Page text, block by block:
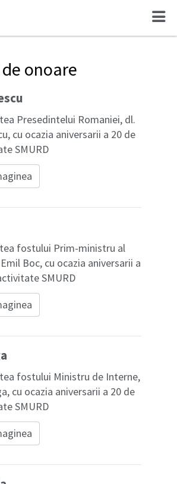
onoare
Presedintelui Romaniei, dl.
cu ocazia aniversarii a 20 de
SMURD
fostului Prim-ministru al
Boc, cu ocazia aniversarii a
SMURD
fostului Ministru de Interne,
cu ocazia aniversarii a 20 de
SMURD